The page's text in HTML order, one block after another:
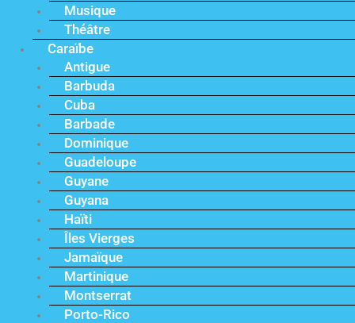
Musique
Théâtre
Caraïbe
Antigue
Barbuda
Cuba
Barbade
Dominique
Guadeloupe
Guyane
Guyana
Haïti
Îles Vierges
Jamaïque
Martinique
Montserrat
Porto-Rico